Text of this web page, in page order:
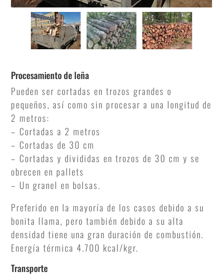
Procesamiento de leña
Pueden ser cortadas en trozos grandes o
pequeños, así como sin procesar a una longitud de
2 metros:
– Cortadas a 2 metros
– Cortadas de 30 cm
– Cortadas y divididas en trozos de 30 cm y se
obrecen en pallets
– Un granel en bolsas.
Preferido en la mayoría de los casos debido a su
bonita llama, pero también debido a su alta
densidad tiene una gran duración de combustión.
Energía térmica 4.700 kcal/kgr.
Transporte